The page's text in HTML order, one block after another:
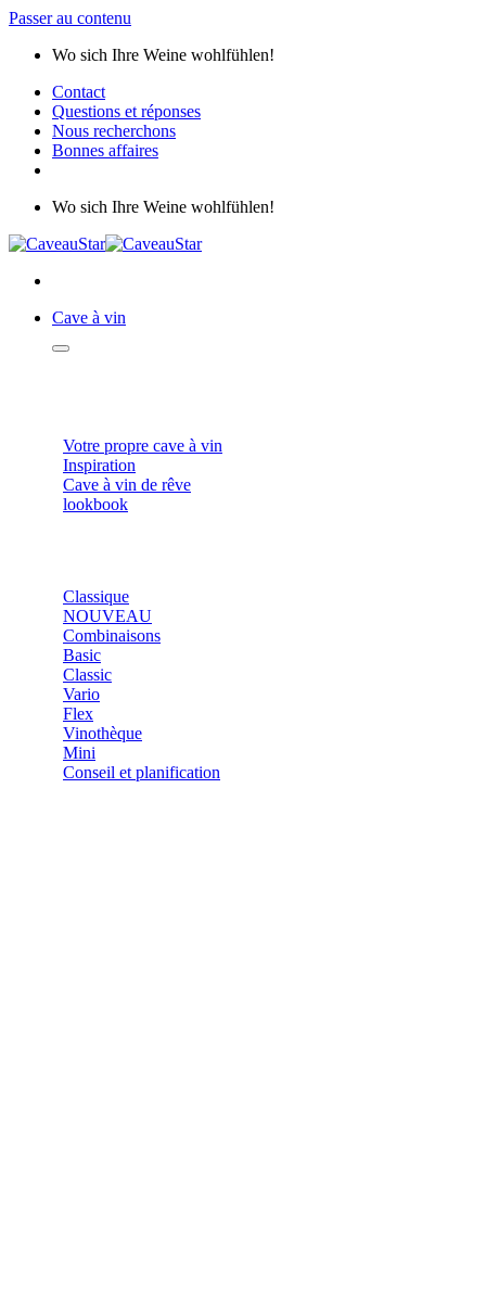
Passer au contenu
Wo sich Ihre Weine wohlfühlen!
Contact
Questions et réponses
Nous recherchons
Bonnes affaires
Wo sich Ihre Weine wohlfühlen!
Cave à vin
Votre propre cave à vin
Inspiration
Cave à vin de rêve
lookbook
Classique
NOUVEAU
Combinaisons
Basic
Classic
Vario
Flex
Vinothèque
Mini
Conseil et planification